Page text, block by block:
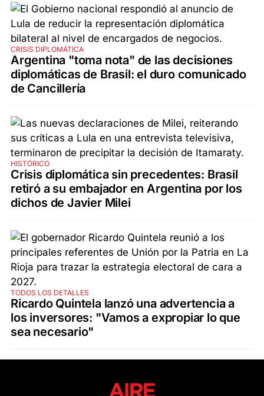
CRISIS DIPLOMÁTICA
Argentina "toma nota" de las decisiones
diplomáticas de Brasil: el duro comunicado
de Cancillería
HISTÓRICO
Crisis diplomática sin precedentes: Brasil
retiró a su embajador en Argentina por los
dichos de Javier Milei
TODOS LOS DETALLES
Ricardo Quintela lanzó una advertencia a
los inversores: "Vamos a expropiar lo que
sea necesario"